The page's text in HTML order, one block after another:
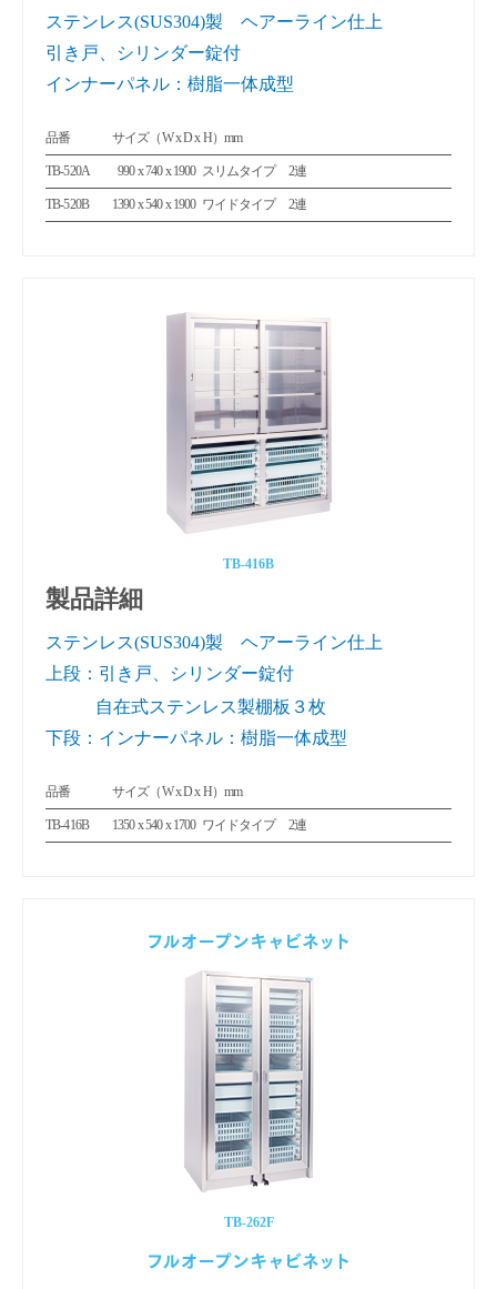
ステンレス(SUS304)製 ヘアーライン仕上
引き戸、シリンダー錠付
インナーパネル：樹脂一体成型
品番 サイズ（W x D x H）mm
TB-520A 0990 x 740 x 1900 スリムタイプ 2連
TB-520B 1390 x 540 x 1900 ワイドタイプ 2連
TB-416B
製品詳細
ステンレス(SUS304)製 ヘアーライン仕上
上段：引き戸、シリンダー錠付
自在式ステンレス製棚板３枚
下段：インナーパネル：樹脂一体成型
品番 サイズ（W x D x H）mm
TB-416B 1350 x 540 x 1700 ワイドタイプ 2連
TB-262F